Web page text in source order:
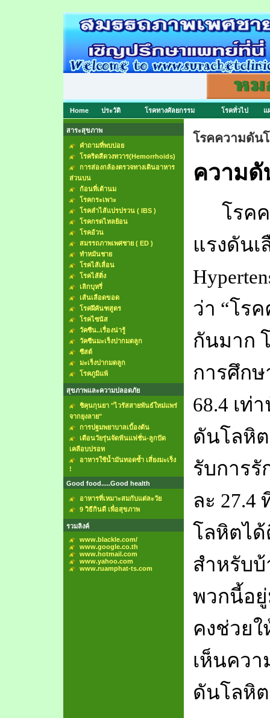
Home ประวัติ โรคทางศัลยกรรม โรคทั่วไป แ
สาระสุขภาพ
คำถามที่พบบ่อย
โรคริดสีดวงทวาร(Hemorrhoids)
การส่องกล้องตรวจทางเดินอาหาร
ส่วนบน
ก้อนที่เต้านม
โรคกระเพาะ
โรคลำไส้แปรปรวน ( IBS )
โรคกรดไหลย้อน
โรคอ้วน
สมรรถภาพเพศชาย ( ED )
ทำหมันชาย
โรคไส้เลื่อน
โรคไส้ติ่ง
เลิกบุหรี่
เส้นเลือดขอด
โรคฝีคันฑสูตร
โรคไซนัส
วัคซีน..เรื่องน่ารู้
วัคซีนมะเร็งปากมดลูก
ซีสต์
มะเร็งปากมดลูก
โรคภูมิแพ้
สุขภาพและความปลอดภัย
ชิคุนกุนยา "ไวรัสสายพันธ์ใหม่แพร่
จากยุงลาย"
การปฐมพยาบาลเบื้องต้น
เตือนวัยรุ่นจัดฟันแฟชั่น-ลูกปัด
เคลือบปรอท
อาหารใช้น้ำมันทอดซ้ำ เสี่ยงมะเร็ง
!
Good food.....Good health
อาหารที่เหมาะสมกับแต่ละวัย
9 วิธีกินดี เพื่อสุขภาพ
รวมลิงค์
www.blackle.com/
www.google.co.th
www.hotmail.com
www.yahoo.com
www.ruamphat-ts.com
โรคความดัน
ความดั
โรค
แรงดันเ
ว่า “โร
กันมาก
การศึก
68.4 เท่
ดันโลหิต
รับการรั
ละ 27.4
โลหิตได้
สำหรับบ้
พวกนี้อ
คงช่วย
เห็นคว
ดันโลหิ